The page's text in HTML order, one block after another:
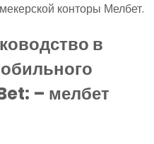
конторы Мелбет.
в
– мелбет